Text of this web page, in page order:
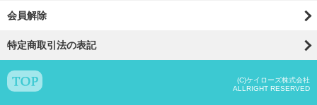
会員解除
特定商取引法の表記
(C)ケイローズ株式会社
ALLRIGHT RESERVED